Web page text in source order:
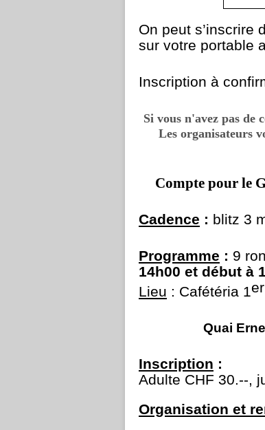
On peut s’inscrire
sur votre portable
Inscription à
Si vous n'avez pas de
Les organisateurs
Compte pour le
Cadence : blitz 3
Programme : 9
14h00 et début à
Lieu : Cafétéria 1er
Quai
Inscription :
Adulte CHF 30.--,
Organisation et